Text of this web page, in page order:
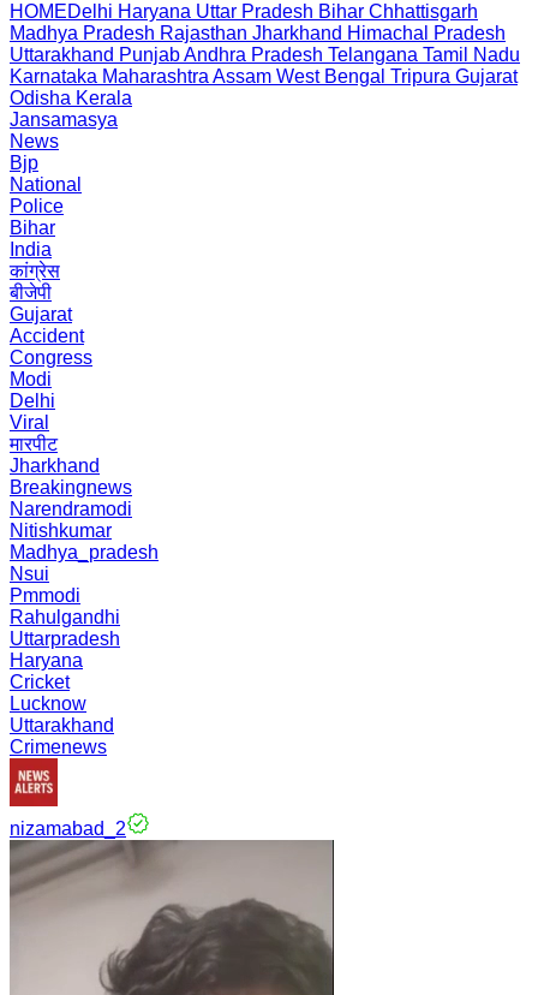
HOMEDelhi Haryana Uttar Pradesh Bihar Chhattisgarh
Madhya Pradesh Rajasthan Jharkhand Himachal Pradesh
Uttarakhand PunjabAndhra Pradesh Telangana Tamil Nadu
Karnataka Maharashtra Assam West Bengal Tripura Gujarat
Odisha Kerala
Jansamasya
News
Bjp
National
Police
Bihar
India
कांग्रेस
बीजेपी
Gujarat
Accident
Congress
Modi
Delhi
Viral
मारपीट
Jharkhand
Breakingnews
Narendramodi
Nitishkumar
Madhya_pradesh
Nsui
Pmmodi
Rahulgandhi
Uttarpradesh
Haryana
Cricket
Lucknow
Uttarakhand
Crimenews
nizamabad_2